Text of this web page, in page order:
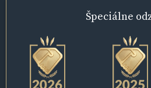
Špeciálne